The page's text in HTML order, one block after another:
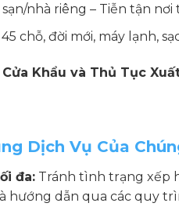
nhà riêng – Tiễn tận nơi
chỗ, đời mới, máy lạnh,
Khẩu và Thủ Tục
Dịch Vụ Của
đa:Tránh tình trạng xếp
hướng dẫn qua các quy